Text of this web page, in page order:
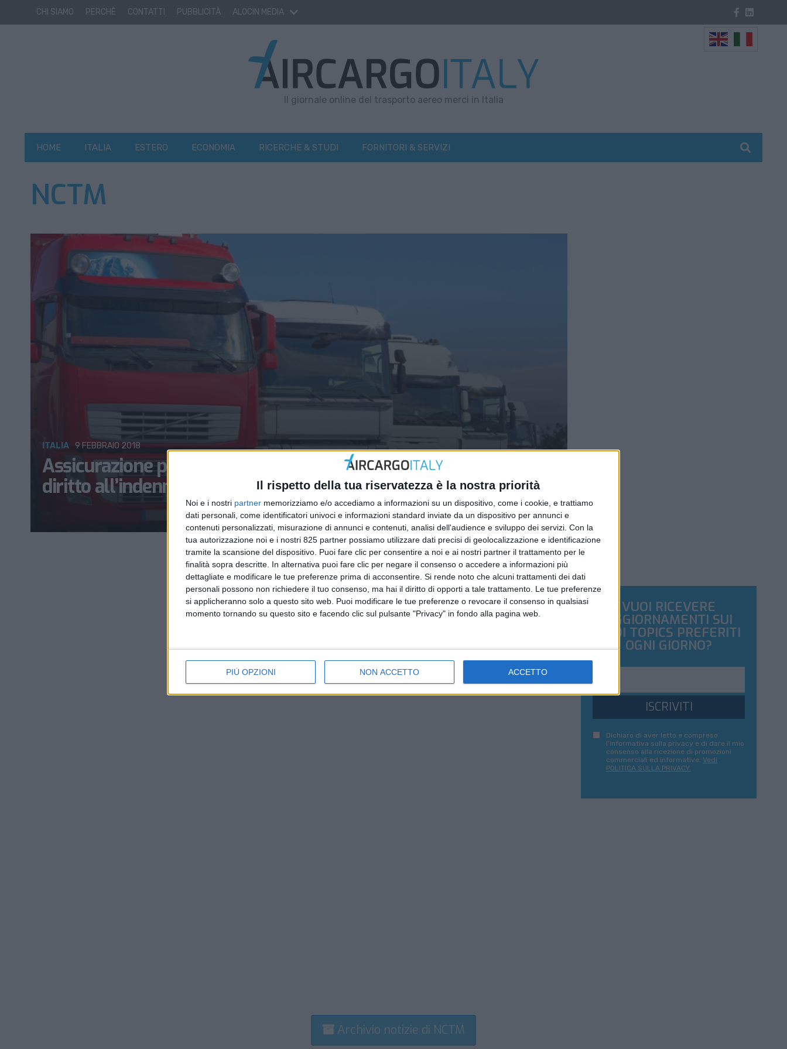
Il rispetto della tua riservatezza è la nostra priorità
Noi e i nostri partner memorizziamo e/o accediamo a informazioni su un dispositivo, come i cookie, e trattiamo
dati personali, come identificatori univoci e informazioni standard inviate da un dispositivo per annunci e
contenuti personalizzati, misurazione di annunci e contenuti, analisi dell'audience e sviluppo dei servizi. Con la
tua autorizzazione noi e i nostri 825 partner possiamo utilizzare dati precisi di geolocalizzazione e identificazione
tramite la scansione del dispositivo. Puoi fare clic per consentire a noi e ai nostri partner il trattamento per le
finalità sopra descritte. In alternativa puoi fare clic per negare il consenso o accedere a informazioni più
dettagliate e modificare le tue preferenze prima di acconsentire. Si rende noto che alcuni trattamenti dei dati
personali possono non richiedere il tuo consenso, ma hai il diritto di opporti a tale trattamento. Le tue preferenze
si applicheranno solo a questo sito web. Puoi modificare le tue preferenze o revocare il consenso in qualsiasi
momento tornando su questo sito e facendo clic sul pulsante "Privacy" in fondo alla pagina web.
PIÙ OPZIONI NON ACCETTO ACCETTO
CHI SIAMO PERCHÈ CONTATTI PUBBLICITÀ ALOCIN MEDIA
Il giornale online del trasporto aereo merci in Italia
HOME ITALIA ESTERO ECONOMIA RICERCHE & STUDI FORNITORI & SERVIZI
NCTM
Assicurazione per conto di chi spetta in ambito trasporti. Chi ha
diritto all’indennizzo?
ITALIA 9 FEBBRAIO 2018
VUOI RICEVERE
AGGIORNAMENTI SUI
TUOI TOPICS PREFERITI
OGNI GIORNO?
ISCRIVITI
Dichiaro di aver letto e compreso
l'informativa sulla privacy e di dare il mio
consenso alla ricezione di promozioni
commerciali ed informative. Vedi
POLITICA SULLA PRIVACY.
Archivio notizie di NCTM